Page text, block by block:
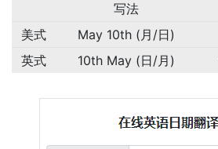
写法
美式
May 10th (月/日)
英式
10th May (日/月)